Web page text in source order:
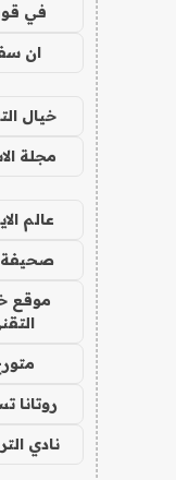
في
ان
خيال
مجلة
عالم
صحيفة
موقع
روتانا
نادي